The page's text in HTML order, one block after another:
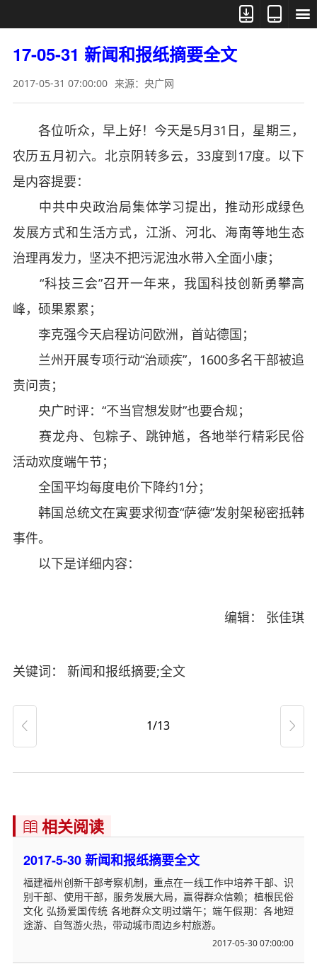



17-05-31 新闻和报纸摘要全文
2017-05-31 07:00:00 来源：央广网
各位听众，早上好！今天是5月31日，星期三，
农历五月初六。北京阴转多云，33度到17度。以下
是内容提要：
中共中央政治局集体学习提出，推动形成绿色
发展方式和生活方式，江浙、河北、海南等地生态
治理再发力，坚决不把污泥浊水带入全面小康；
“科技三会”召开一年来，我国科技创新勇攀高
峰，硕果累累；
李克强今天启程访问欧洲，首站德国；
兰州开展专项行动“治顽疾”，1600多名干部被追
责问责；
央广时评：“不当官想发财”也要合规；
赛龙舟、包粽子、跳钟馗，各地举行精彩民俗
活动欢度端午节；
全国平均每度电价下降约1分；
韩国总统文在寅要求彻查“萨德”发射架秘密抵韩
事件。
以下是详细内容：
编辑： 张佳琪
关键词： 新闻和报纸摘要;全文
 1/13 
 相关阅读
2017-5-30 新闻和报纸摘要全文
福建福州创新干部考察机制，重点在一线工作中培养干部、识
别干部、使用干部，服务发展大局，赢得群众信赖；植根民俗
文化 弘扬爱国传统 各地群众文明过端午；端午假期：各地短
途游、自驾游火热，带动城市周边乡村旅游。
2017-05-30 07:00:00